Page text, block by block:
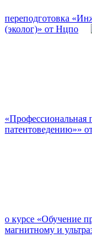
переподготовка
(эколог)» от Нцпо
«Профессиональная
патентоведению»»
о курсе «Обучение
магнитному и